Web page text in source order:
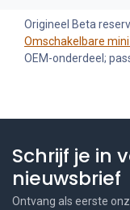
Origineel Beta
Omschakelbare
OEM-onderdeel;
Schrijf je in
nieuwsbrief
Ontvang als eerste